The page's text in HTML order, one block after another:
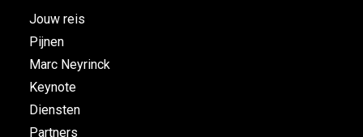
Jouw reis
Pijnen
Marc Neyrinck
Keynote
Diensten
Partners